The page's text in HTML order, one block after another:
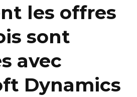
les offres
sont
avec
Dynamics